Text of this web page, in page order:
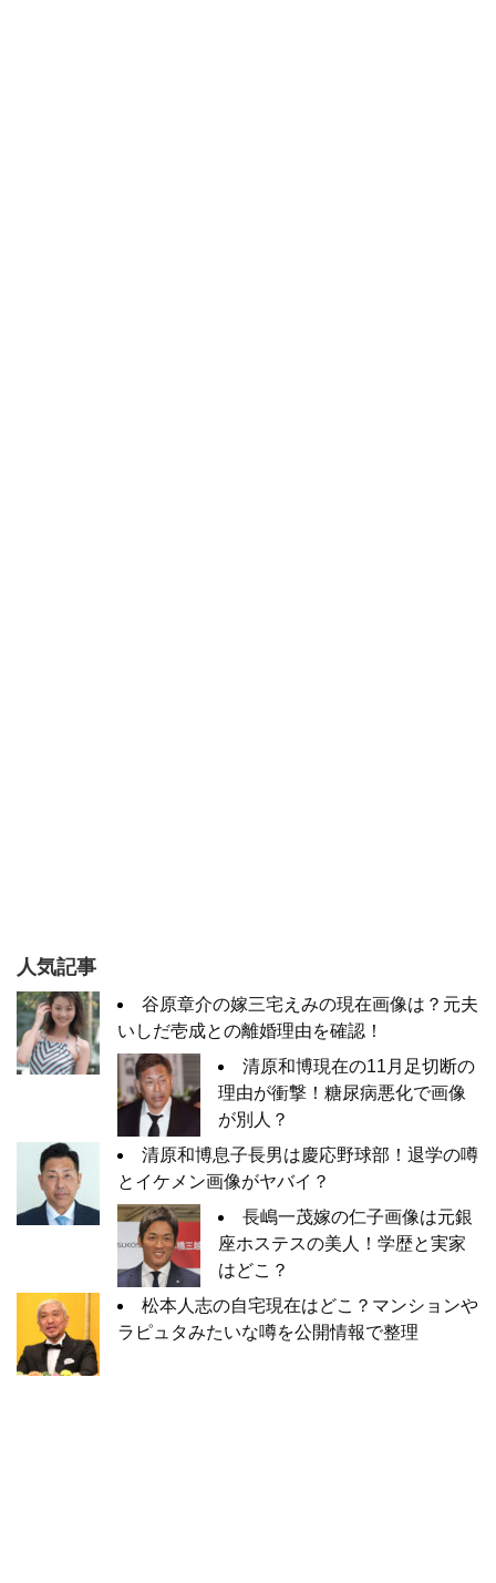
人気記事
谷原章介の嫁三宅えみの現在画像は？元夫
いしだ壱成との離婚理由を確認！
清原和博現在の11月足切断の
理由が衝撃！糖尿病悪化で画像
が別人？
清原和博息子長男は慶応野球部！退学の噂
とイケメン画像がヤバイ？
長嶋一茂嫁の仁子画像は元銀
座ホステスの美人！学歴と実家
はどこ？
松本人志の自宅現在はどこ？マンションや
ラピュタみたいな噂を公開情報で整理